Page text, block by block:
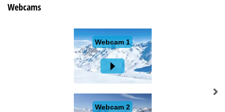
Webcams